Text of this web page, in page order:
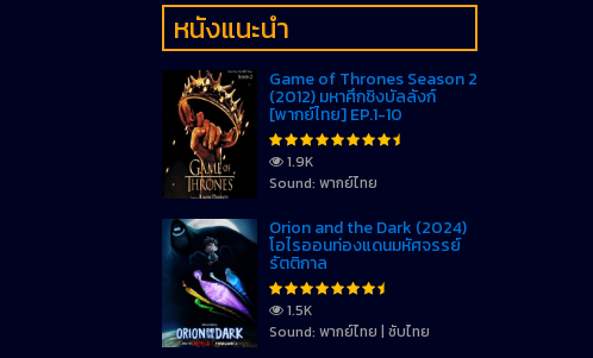
หนังแนะนำ
Game of Thrones Season 2
(2012) มหาศึกชิงบัลลังก์
[พากย์ไทย] EP.1-10
1.9K
Sound: พากย์ไทย
Orion and the Dark (2024)
โอไรออนท่องแดนมหัศจรรย์
รัตติกาล
1.5K
Sound: พากย์ไทย | ซับไทย